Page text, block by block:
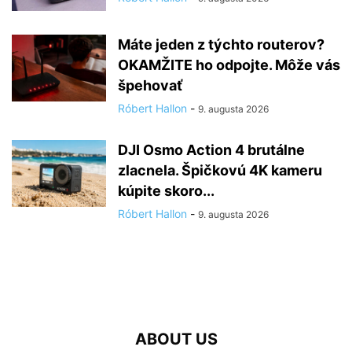
Máte jeden z týchto routerov?
OKAMŽITE ho odpojte. Môže vás
špehovať
Róbert Hallon - 9. augusta 2026
DJI Osmo Action 4 brutálne
zlacnela. Špičkovú 4K kameru
kúpite skoro...
Róbert Hallon - 9. augusta 2026
ABOUT US